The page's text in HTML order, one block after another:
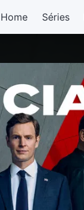
Home Séries